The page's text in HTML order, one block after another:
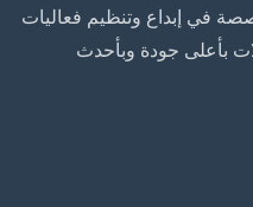
في إبداع وتنظيم فعاليات
بأعلى جودة وبأحدث